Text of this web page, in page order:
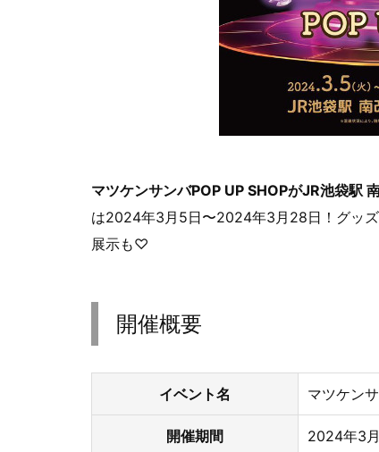
マツケンサンバPOP UP SHOPがJR池袋駅
は2024年3月5日〜2024年3月28日！グッ
展示も♡
開催概要
イベント名 マツケン
開催期間
2024年3